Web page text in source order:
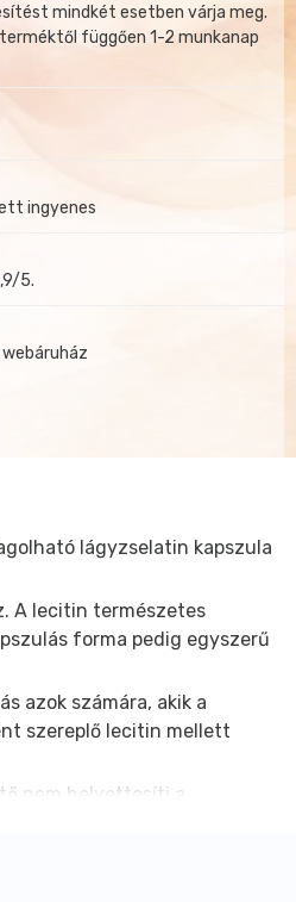
mindkét esetben várja meg.
függően 1-2 munkanap
ingyenes
5.
lágyzselatin kapszula
A lecitin természetes
forma pedig egyszerű
azok számára, akik a
szereplő lecitin mellett
nem helyettesíti a
elzárva,